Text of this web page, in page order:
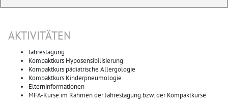
AKTIVITÄTEN
Jahrestagung
Kompaktkurs Hyposensibilisierung
Kompaktkurs pädiatrische Allergologie
Kompaktkurs Kinderpneumologie
Elterninformationen
MFA-Kurse im Rahmen der Jahrestagung bzw. der Kompaktkurse